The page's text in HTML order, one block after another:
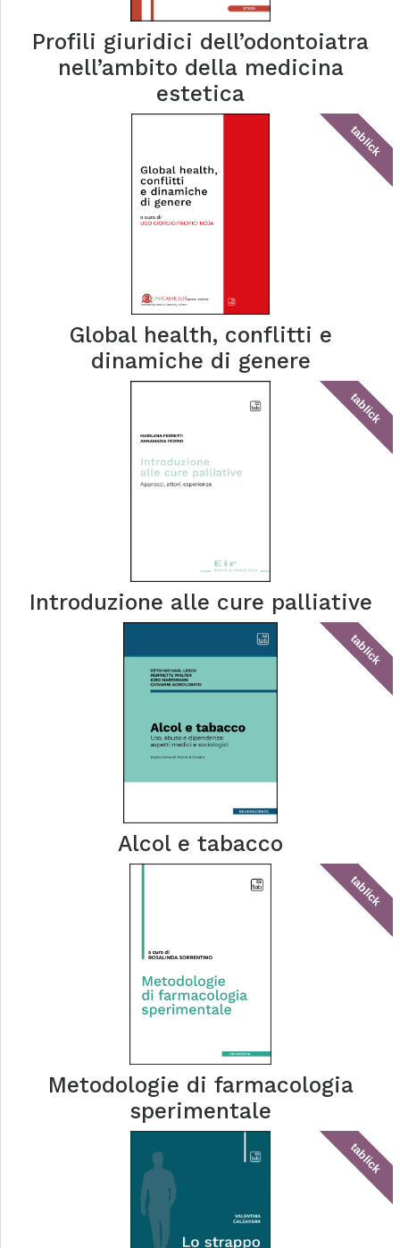
Profili giuridici dell’odontoiatra
nell’ambito della medicina
estetica
tablick
Global health, conflitti e
dinamiche di genere
tablick
Introduzione alle cure palliative
tablick
Alcol e tabacco
tablick
Metodologie di farmacologia
sperimentale
tablick